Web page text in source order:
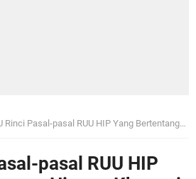
Pasal-pasal RUU HIP Yang Bertentangan Hingga Khawatir Timbulkan Konflik
pasal RUU HIP